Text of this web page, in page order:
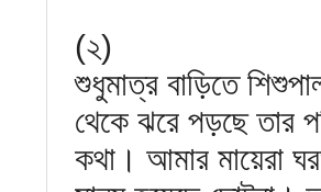
(২)
শুধুমাত্র বাড়িতে
থেকে ঝরে পড়ছে তার
কথা। আমার মায়েরা